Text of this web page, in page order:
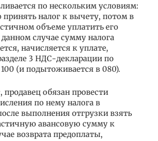
по нескольким условиям:
принять налог к вычету, потом в
объеме уплатить его
данном случае сумму налога
начисляется к уплате,
3 НДС-декларации по
(и подытоживается в 080).
продавец обязан провести
по нему налога в
выполнения отгрузки взять
авансовую сумму к
возврата предоплаты,